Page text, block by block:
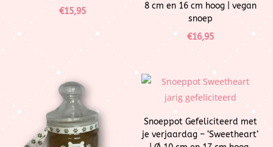
€15,95
8 cm en 16 cm hoog | vegan
snoep
€16,95
Snoeppot Gefeliciteerd met
je verjaardag – ‘Sweetheart’